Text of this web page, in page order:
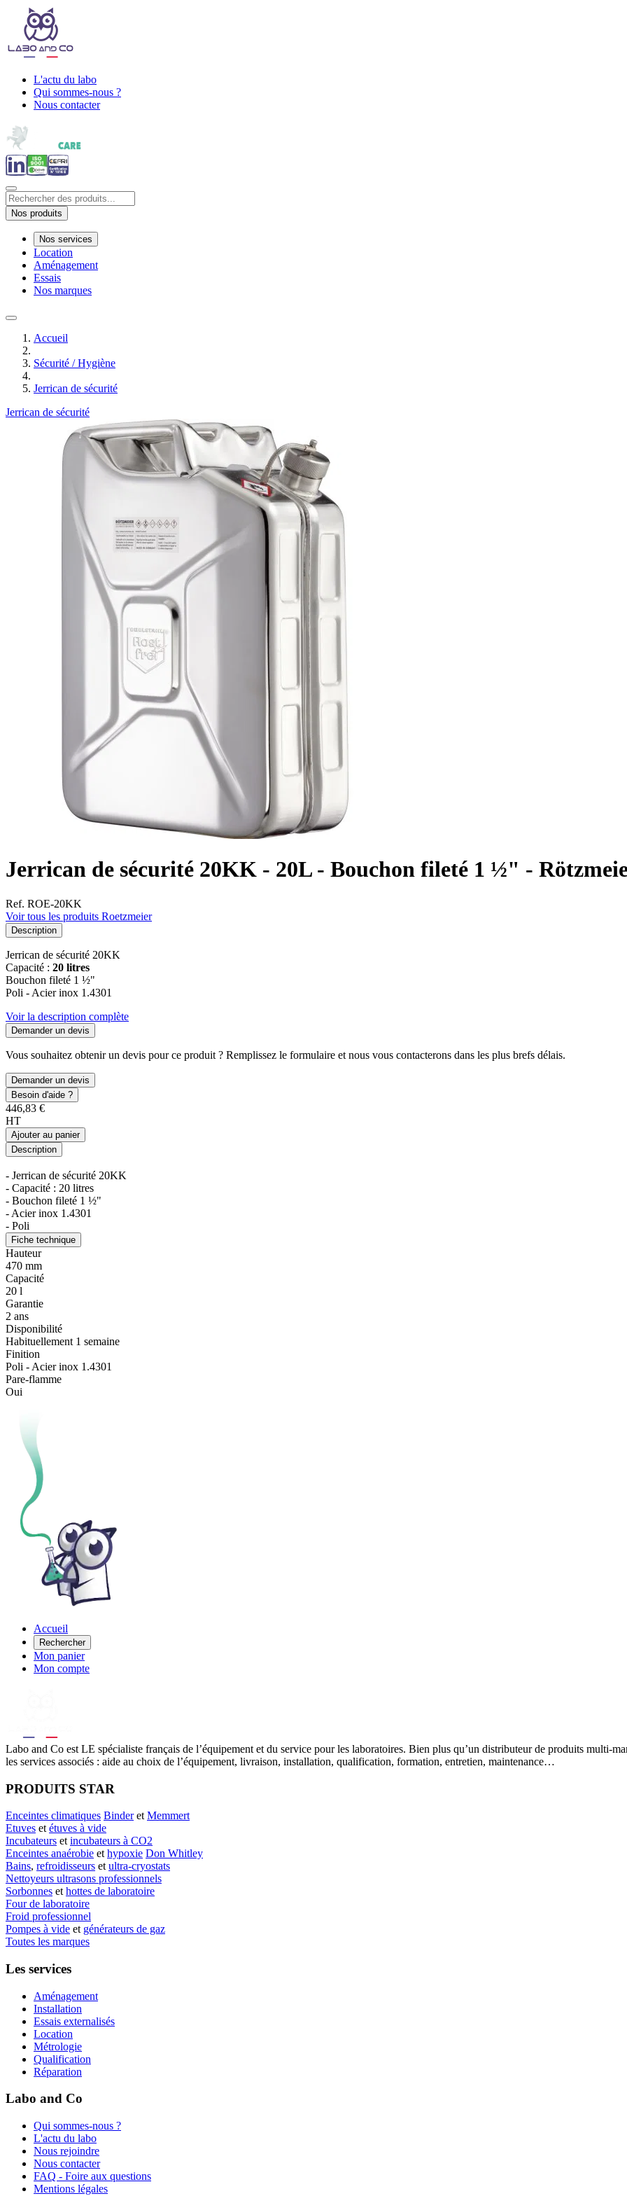
L'actu du labo
Qui sommes-nous ?
Nous contacter
Nos produits
Nos services
Location
Aménagement
Essais
Nos marques
Accueil
Sécurité / Hygiène
Jerrican de sécurité
Jerrican de sécurité
Jerrican de sécurité 20KK - 20L - Bouchon fileté 1 ½" -
Ref. ROE-20KK
Voir tous les produits Roetzmeier
Description
Jerrican de sécurité 20KK
Capacité : 20 litres
Bouchon fileté 1 ½"
Poli - Acier inox 1.4301
Voir la description complète
Demander un devis
Vous souhaitez obtenir un devis pour ce produit ? Remplissez le formulaire et nous vous contacterons dans les plus brefs délais.
Demander un devis
Besoin d'aide ?
446,83 €
HT
Ajouter au panier
Description
- Jerrican de sécurité 20KK
- Capacité : 20 litres
- Bouchon fileté 1 ½"
- Acier inox 1.4301
- Poli
Fiche technique
Hauteur
470 mm
Capacité
20 l
Garantie
2 ans
Disponibilité
Habituellement 1 semaine
Finition
Poli - Acier inox 1.4301
Pare-flamme
Oui
Accueil
Rechercher
Mon panier
Mon compte
Labo and Co est LE spécialiste français de l’équipement et du service pour les laboratoires. Bien plus qu’un distributeur de produits multi-
les services associés : aide au choix de l’équipement, livraison, installation, qualification, formation, entretien, maintenance…
PRODUITS STAR
Enceintes climatiques Binderet Memmert
Etuves et étuves à vide
Incubateurs et incubateurs à CO2
Enceintes anaérobie et hypoxie Don Whitley
Bains, refroidisseurs et ultra-cryostats
Nettoyeurs ultrasons professionnels
Sorbonnes et hottes de laboratoire
Four de laboratoire
Froid professionnel
Pompes à vide et générateurs de gaz
Toutes les marques
Les services
Aménagement
Installation
Essais externalisés
Location
Métrologie
Qualification
Réparation
Labo and Co
Qui sommes-nous ?
L'actu du labo
Nous rejoindre
Nous contacter
FAQ - Foire aux questions
Mentions légales